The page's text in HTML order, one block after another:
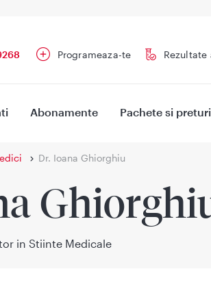
Programeaza-te Rezultate
Abonamente Pachete si preturi
Dr. Ioana Ghiorghiu
in Stiinte Medicale